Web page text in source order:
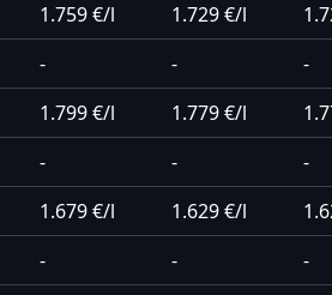
1.759 €/l 1.729 €/l
- -
-
1.799 €/l 1.779 €/l
- -
-
1.679 €/l 1.629 €/l
- -
-